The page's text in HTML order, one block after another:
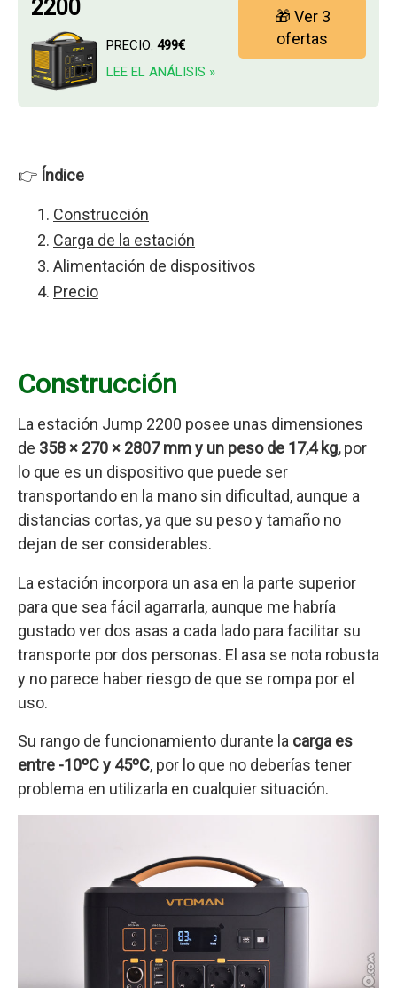
2200
PRECIO: 499€
LEE EL ANÁLISIS »
🎁 Ver 3
ofertas
👉 Índice
Construcción
Carga de la estación
Alimentación de dispositivos
Precio
Construcción
La estación Jump 2200 posee unas dimensiones
de 358 × 270 × 2807 mm y un peso de 17,4 kg,por
lo que es un dispositivo que puede ser
transportando en la mano sin dificultad, aunque a
distancias cortas, ya que su peso y tamaño no
dejan de ser considerables.
La estación incorpora un asa en la parte superior
para que sea fácil agarrarla, aunque me habría
gustado ver dos asas a cada lado para facilitar su
transporte por dos personas. El asa se nota robusta
y no parece haber riesgo de que se rompa por el
uso.
Su rango de funcionamiento durante la carga es
entre -10ºC y 45ºC, por lo que no deberías tener
problema en utilizarla en cualquier situación.